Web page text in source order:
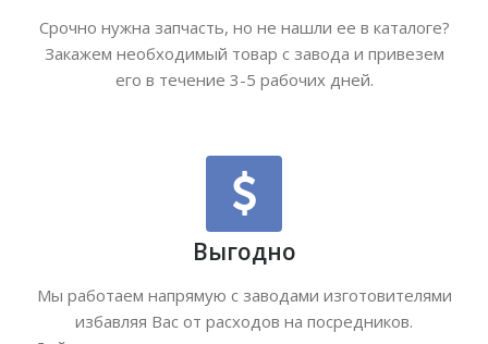
Срочно нужна запчасть, но не нашли ее в каталоге?
Закажем необходимый товар с завода и привезем
его в течение 3-5 рабочих дней.
Выгодно
Мы работаем напрямую с заводами изготовителями
избавляя Вас от расходов на посредников.